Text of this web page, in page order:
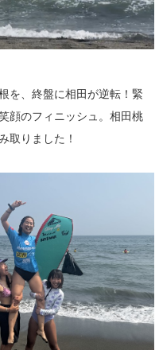
を、終盤に相田が逆転！緊
顔のフィニッシュ。相田桃
取りました！